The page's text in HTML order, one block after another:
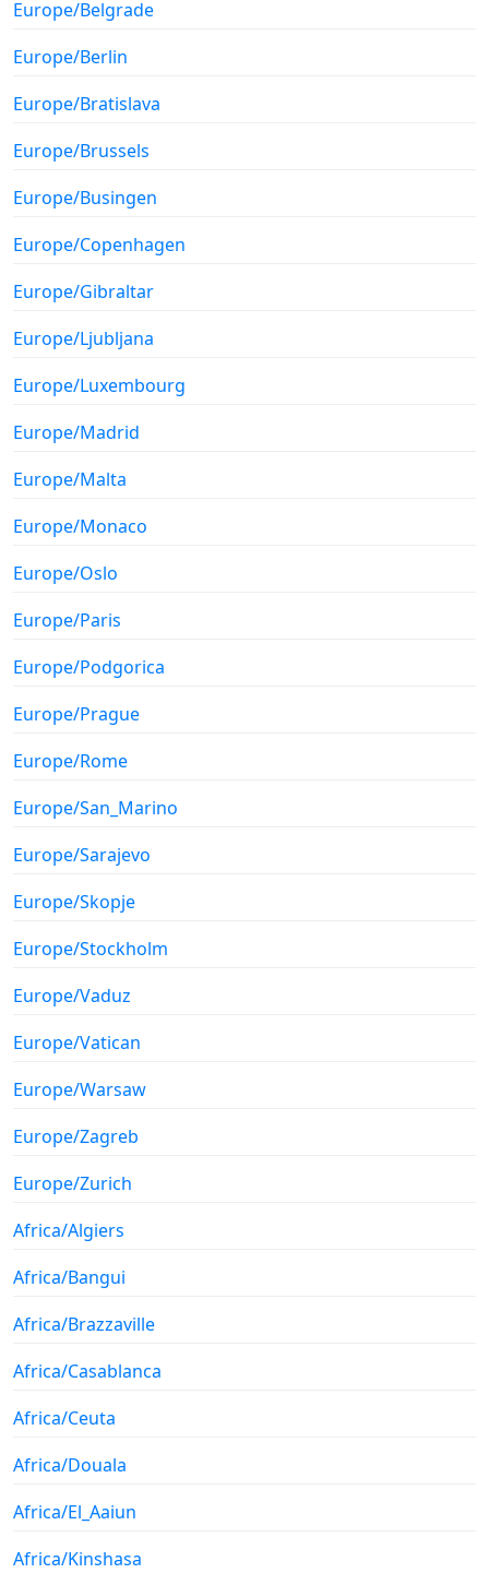
Europe/Belgrade
Europe/Berlin
Europe/Bratislava
Europe/Brussels
Europe/Busingen
Europe/Copenhagen
Europe/Gibraltar
Europe/Ljubljana
Europe/Luxembourg
Europe/Madrid
Europe/Malta
Europe/Monaco
Europe/Oslo
Europe/Paris
Europe/Podgorica
Europe/Prague
Europe/Rome
Europe/San_Marino
Europe/Sarajevo
Europe/Skopje
Europe/Stockholm
Europe/Vaduz
Europe/Vatican
Europe/Warsaw
Europe/Zagreb
Europe/Zurich
Africa/Algiers
Africa/Bangui
Africa/Brazzaville
Africa/Casablanca
Africa/Ceuta
Africa/Douala
Africa/El_Aaiun
Africa/Kinshasa